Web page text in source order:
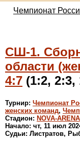
Чемпионат
СШ-1.
области
4:7 (1:2, 2:3,
Турнир: Чемпионат
женских команд,
Стадион: NOVA-ARENA
Начало: чт, 11 июл
Судьи: Листратов,